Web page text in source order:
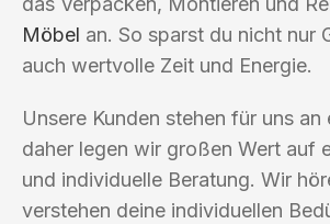
Möbel an. So sparst du nicht nur
auch wertvolle Zeit und Energie.
Unsere Kunden stehen für uns an
daher legen wir großen Wert auf
und individuelle Beratung. Wir
verstehen deine individuellen